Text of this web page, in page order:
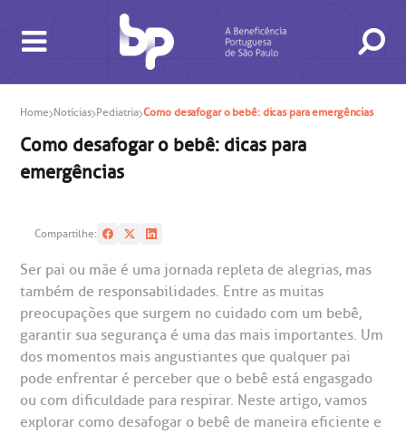
BUSCA
CONSULTAS E EXAMES
ATENDIMENTO 24H
CONHEÇA AS UNIDADES
INSTITUCIONAL
NOSSOS SERVIÇOS
INFORMAÇÕES ÚTEIS
ESPECIALIDADES
Home Notícias Pediatria Como desafogar o bebê: dicas para emergências
Como desafogar o bebê: dicas para
emergências
Compartilhe:
Ser pai ou mãe é uma jornada repleta de alegrias, mas
também de responsabilidades. Entre as muitas
preocupações que surgem no cuidado com um bebê,
garantir sua segurança é uma das mais importantes. Um
dos momentos mais angustiantes que qualquer pai
pode enfrentar é perceber que o bebê está engasgado
ou com dificuldade para respirar. Neste artigo, vamos
explorar como desafogar o bebê de maneira eficiente e